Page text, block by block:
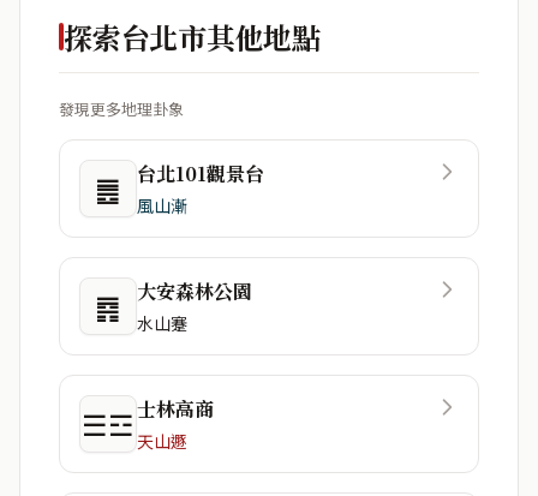
探索台北市其他地點
發現更多地理卦象
䷌ 台北101觀景台
風山漸
䷴ 大安森林公園
水山蹇
☰☲士林高商
天山遯